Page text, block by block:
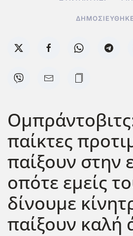
παίκτες
παίξουν στην
οπότε εμείς
δίνουμε
παίξουν καλή